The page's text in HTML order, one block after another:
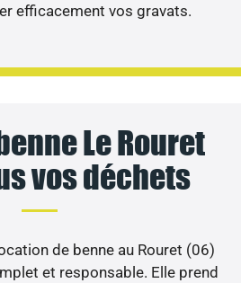
efficacement vos gravats.
Le Rouret
vos déchets
de benne au Rouret (06)
et responsable. Elle prend